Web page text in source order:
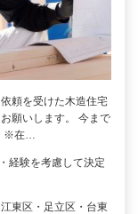
頼を受けた木造住宅
願いします。 今まで
※在…
経験を考慮して決定
東区・足立区・台東